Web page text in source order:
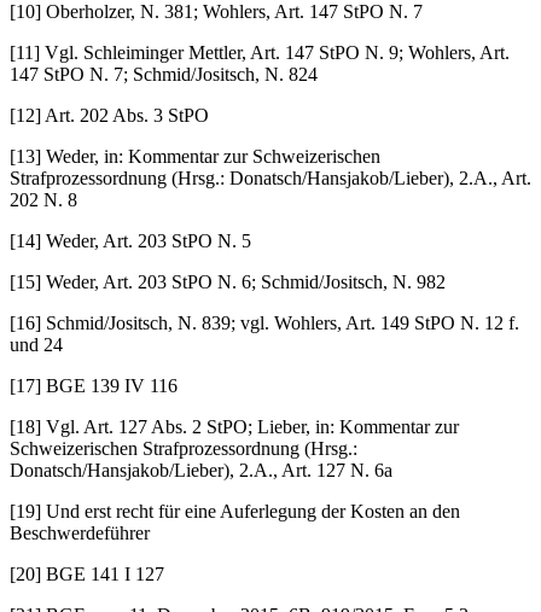
[10] Oberholzer, N. 381; Wohlers, Art. 147 StPO N. 7
[11] Vgl. Schleiminger Mettler, Art. 147 StPO N. 9; Wohlers, Art.
147 StPO N. 7; Schmid/Jositsch, N. 824
[12] Art. 202 Abs. 3 StPO
[13] Weder, in: Kommentar zur Schweizerischen
Strafprozessordnung (Hrsg.: Donatsch/Hansjakob/Lieber), 2.A., Art.
202 N. 8
[14] Weder, Art. 203 StPO N. 5
[15] Weder, Art. 203 StPO N. 6; Schmid/Jositsch, N. 982
[16] Schmid/Jositsch, N. 839; vgl. Wohlers, Art. 149 StPO N. 12 f.
und 24
[17] BGE 139 IV 116
[18] Vgl. Art. 127 Abs. 2 StPO; Lieber, in: Kommentar zur
Schweizerischen Strafprozessordnung (Hrsg.:
Donatsch/Hansjakob/Lieber), 2.A., Art. 127 N. 6a
[19] Und erst recht für eine Auferlegung der Kosten an den
Beschwerdeführer
[20] BGE 141 I 127